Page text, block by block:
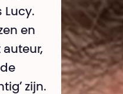
en
auteur,
zijn.